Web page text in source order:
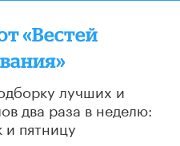
«Вестей
лучших и
два раза в неделю:
и пятницу